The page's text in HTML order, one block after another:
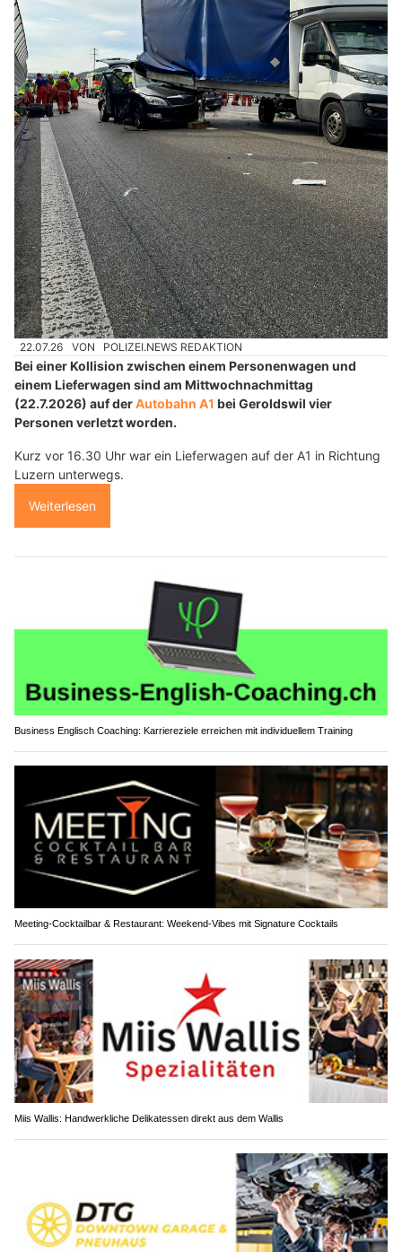
22.07.26 VON POLIZEI.NEWS REDAKTION
Bei einer Kollision zwischen einem Personenwagen und
einem Lieferwagen sind am Mittwochnachmittag
(22.7.2026) auf derAutobahn A1 bei Geroldswil vier
Personen verletzt worden.
Kurz vor 16.30 Uhr war ein Lieferwagen auf der A1 in Richtung
Luzern unterwegs.
Weiterlesen
Business Englisch Coaching: Karriereziele erreichen mit individuellem Training
Meeting-Cocktailbar & Restaurant: Weekend-Vibes mit Signature Cocktails
Miis Wallis: Handwerkliche Delikatessen direkt aus dem Wallis